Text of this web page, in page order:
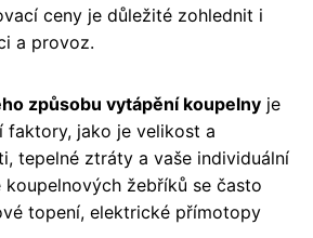
ceny je důležité zohlednit i
a provoz.
způsobu vytápění koupelny je
faktory, jako je velikost a
tepelné ztráty a vaše individuální
koupelnových žebříků se často
topení, elektrické přímotopy